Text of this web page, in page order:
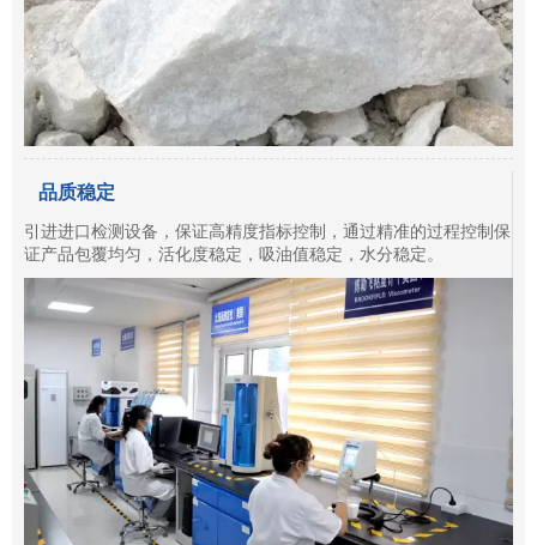
品质稳定
引进进口检测设备，保证高精度指标控制，通过精准的过程控制保
证产品包覆均匀，活化度稳定，吸油值稳定，水分稳定。